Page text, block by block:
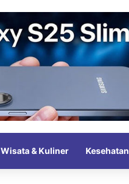
Wisata & Kuliner Kesehatan